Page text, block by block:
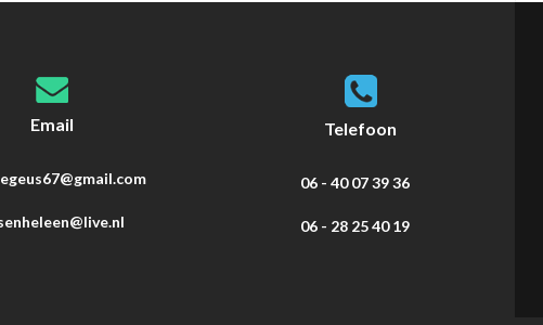
Email Telefoon
06 - 40 07 39 36
06 - 28 25 40 19